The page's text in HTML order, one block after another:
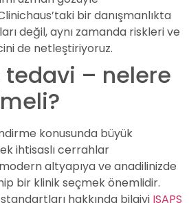
bir danışmanlıkta
değil, aynı zamanda riskleri ve
de netleştiriyoruz.
tedavi – nelere
konusunda büyük
ihtisaslı cerrahlar
altyapıya ve anadilinizde
bir klinik seçmek önemlidir.
hakkında bilgiyi ISAPS